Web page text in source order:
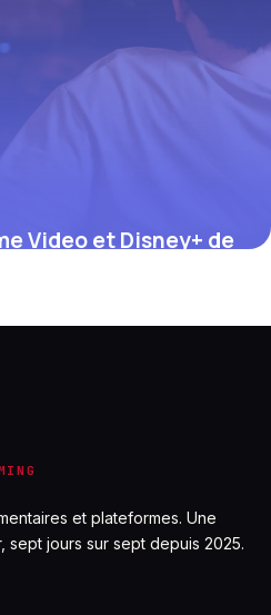
Video et Disney+ de
et plateformes. Une
sept jours sur sept depuis 2025.